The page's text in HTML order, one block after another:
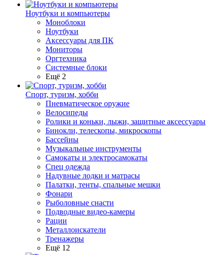
Ноутбуки и компьютеры
Моноблоки
Ноутбуки
Аксессуары для ПК
Мониторы
Оргтехника
Системные блоки
Ещё 2
Спорт, туризм, хобби
Пневматическое оружие
Велосипеды
Ролики и коньки, лыжи, защитные аксессуары
Бинокли, телескопы, микроскопы
Бассейны
Музыкальные инструменты
Самокаты и электросамокаты
Спец одежда
Надувные лодки и матрасы
Палатки, тенты, спальные мешки
Фонари
Рыболовные снасти
Подводные видео-камеры
Рации
Металлоискатели
Тренажеры
Ещё 12